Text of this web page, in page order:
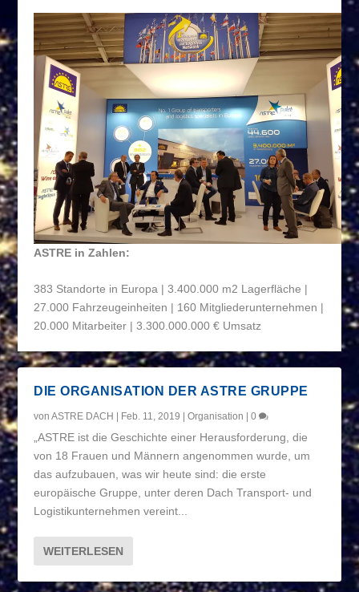
ASTRE in Zahlen:
383 Standorte in Europa | 3.400.000 m2 Lagerfläche |
27.000 Fahrzeugeinheiten | 160 Mitgliederunternehmen |
20.000 Mitarbeiter | 3.300.000.000 € Umsatz
DIE ORGANISATION DER ASTRE GRUPPE
vonASTRE DACH Feb. 11, 2019 |Organisation |0
„ASTRE ist die Geschichte einer Herausforderung, die
von 18 Frauen und Männern angenommen wurde, um
das aufzubauen, was wir heute sind: die erste
europäische Gruppe, unter deren Dach Transport- und
Logistikunternehmen vereint...
WEITERLESEN